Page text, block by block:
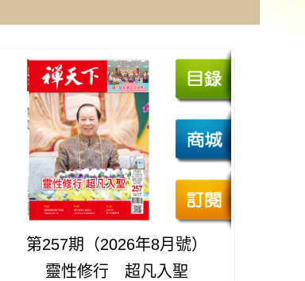
第257期（2026年8月號）
靈性修行 超凡入聖